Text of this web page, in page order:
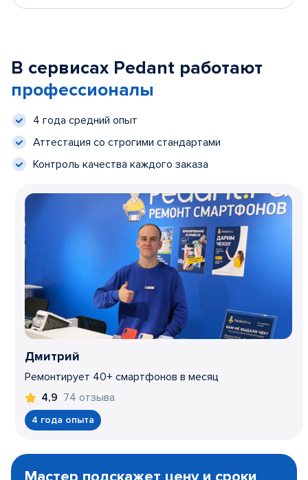
В сервисах Pedant работают
профессионалы
4 года средний опыт
Аттестация со строгими стандартами
Контроль качества каждого заказа
Дмитрий
Ремонтирует 40+ смартфонов в месяц
4,9 74 отзыва
4 года опыта
1